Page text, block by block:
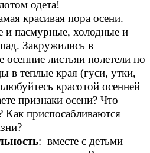
одета!
красивая пора осени.
и пасмурные, холодные и
Закружились в
осенние листьяи полетели по
в теплые края (гуси, утки,
красотой осенней
признаки осени? Что
Как приспосабливаются
: вместе с детьми